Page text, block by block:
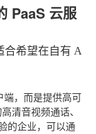
PaaS 云服
合希望在自有 A
端，而是提供高可
清音视频通话、
的企业，可以通